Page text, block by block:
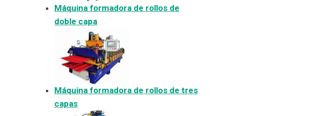
Máquina formadora de rollos de
doble capa
Máquina formadora de rollos de tres
capas